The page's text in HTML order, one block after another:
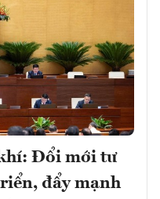
Đổi mới tư
đẩy mạnh